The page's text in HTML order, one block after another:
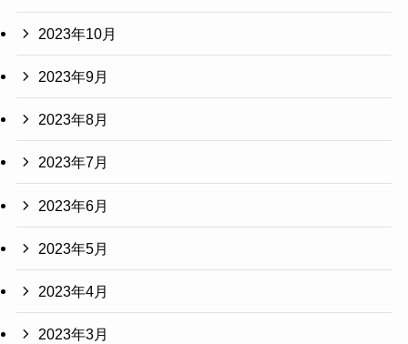
2023年10月
2023年9月
2023年8月
2023年7月
2023年6月
2023年5月
2023年4月
2023年3月